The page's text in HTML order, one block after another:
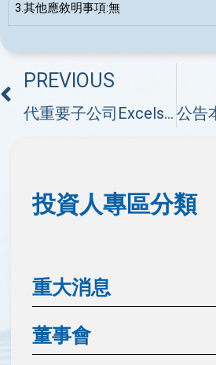
3.其他應敘明事項:無
PREVIOUS
代重要子公司Excelsior Healthcare Co., Limited 公告董事會決議發放股利
投資人專區分類
重大消息
董事會